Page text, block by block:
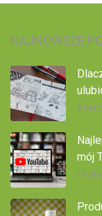
NAJNOWSZE
3
mój
18